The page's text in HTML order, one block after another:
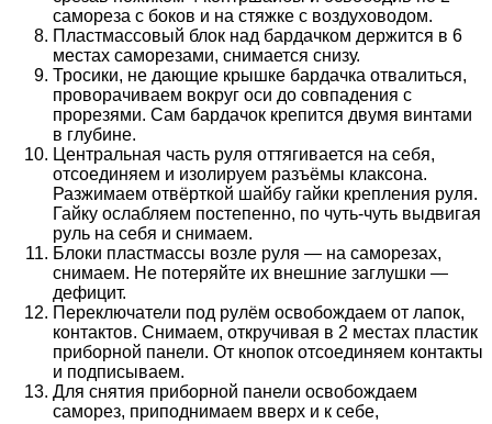
самореза с боков и на стяжке с воздуховодом.
Пластмассовый блок над бардачком держится в 6
местах саморезами, снимается снизу.
Тросики, не дающие крышке бардачка отвалиться,
проворачиваем вокруг оси до совпадения с
прорезями. Сам бардачок крепится двумя винтами
в глубине.
Центральная часть руля оттягивается на себя,
отсоединяем и изолируем разъёмы клаксона.
Разжимаем отвёрткой шайбу гайки крепления руля.
Гайку ослабляем постепенно, по чуть-чуть выдвигая
руль на себя и снимаем.
Блоки пластмассы возле руля — на саморезах,
снимаем. Не потеряйте их внешние заглушки —
дефицит.
Переключатели под рулём освобождаем от лапок,
контактов. Снимаем, откручивая в 2 местах пластик
приборной панели. От кнопок отсоединяем контакты
и подписываем.
Для снятия приборной панели освобождаем
саморез, приподнимаем вверх и к себе,